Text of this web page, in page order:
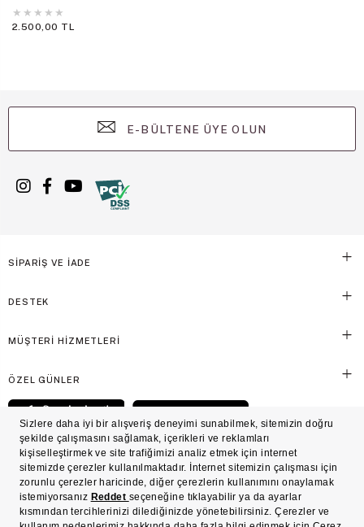
★ ★ ★ ★ ★
2.500,00 TL
E-BÜLTENE ÜYE OLUN
SİPARİŞ VE İADE
DESTEK
MÜŞTERİ HİZMETLERİ
ÖZEL GÜNLER
© Victoria's Secret Shaya Mağazacılık A.Ş. Franchise lisansı aracılığıyla işletilen ticari
markasıdır. Her hakkı saklıdır.
Süreç Bazlı Müşteri Aydınlatma Metni
Üyelik ve Gizlilik Sözleşmesi İşlem Rehberi